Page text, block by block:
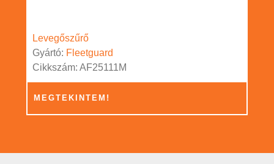
Levegőszűrő
Gyártó: Fleetguard
Cikkszám: AF25111M
MEGTEKINTEM!